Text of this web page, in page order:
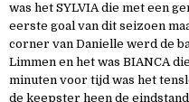
was het SYLVIA die met een
eerste goal van dit seizoen
corner van Danielle werd de
Limmen en het was BIANCA
minuten voor tijd was het
de keepster heen de